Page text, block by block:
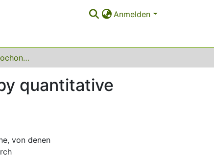
Anmelden
Characterizing mitochondrial signaling networks by quantitative proteomics
quantitative
von denen